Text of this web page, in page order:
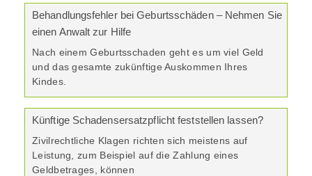
Behandlungsfehler bei Geburtsschäden – Nehmen Sie
einen Anwalt zur Hilfe
Nach einem Geburtsschaden geht es um viel Geld
und das gesamte zukünftige Auskommen Ihres
Kindes.
Künftige Schadensersatzpflicht feststellen lassen?
Zivilrechtliche Klagen richten sich meistens auf
Leistung, zum Beispiel auf die Zahlung eines
Geldbetrages, können